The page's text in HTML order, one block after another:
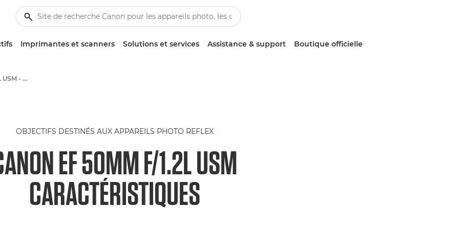
Imprimantes et scanners Solutions et services Assistance & support Boutique officielle
Canon EF 50mm f/1.2L USM - Objectifs - Objectifs photo
OBJECTIFS DESTINÉS AUX APPAREILS PHOTO REFLEX
EF 50MM F/1.2L USM
CARACTÉRISTIQUES